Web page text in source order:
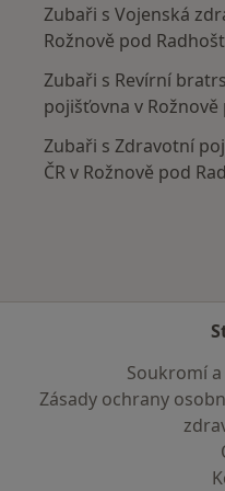
Zubaři s Vojenská
Rožnově pod
Zubaři s Revírní
pojišťovna v
Zubaři s Zdravotní
ČR v Rožnově pod
Soukromí
Zásady ochrany